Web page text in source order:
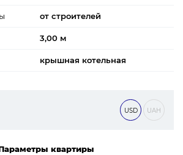
от строителей
3,00 м
крышная котельная
USD UAH
квартиры